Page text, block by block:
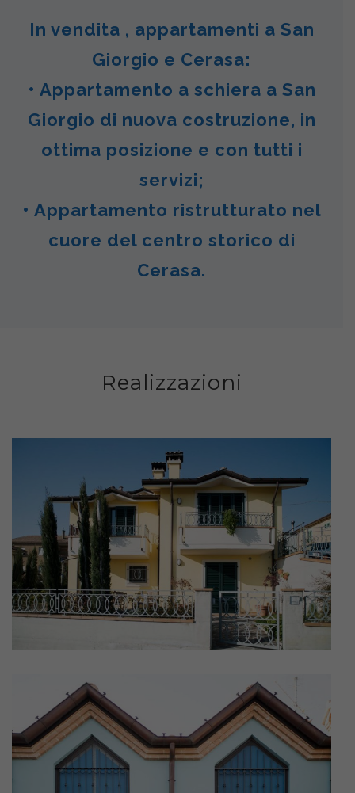
In vendita , appartamenti a San
Giorgio e Cerasa:
• Appartamento a schiera a San
Giorgio di nuova costruzione, in
ottima posizione e con tutti i
servizi;
• Appartamento ristrutturato nel
cuore del centro storico di
Cerasa.
Realizzazioni